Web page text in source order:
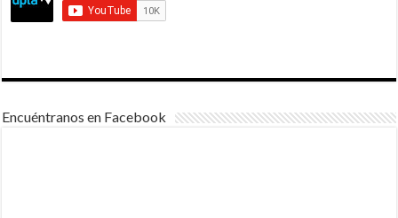
Encuéntranos en Facebook